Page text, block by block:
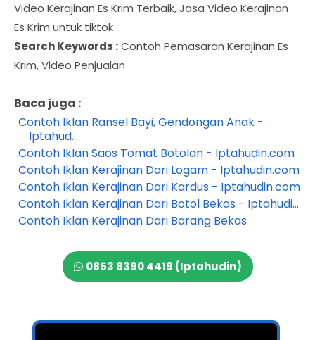
Video Kerajinan Es Krim Terbaik, Jasa Video Kerajinan
Es Krim untuk tiktok
Search Keywords :Contoh Pemasaran Kerajinan Es
Krim, Video Penjualan
Baca juga :
Contoh Iklan Ransel Bayi, Gendongan Anak -
Iptahud...
Contoh Iklan Saos Tomat Botolan - Iptahudin.com
Contoh Iklan Kerajinan Dari Logam - Iptahudin.com
Contoh Iklan Kerajinan Dari Kardus - Iptahudin.com
Contoh Iklan Kerajinan Dari Botol Bekas - Iptahudi...
Contoh Iklan Kerajinan Dari Barang Bekas
0853 8390 4419 (Iptahudin)